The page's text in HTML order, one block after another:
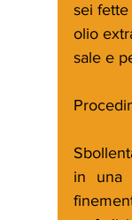
sei
olio
sale e
in una